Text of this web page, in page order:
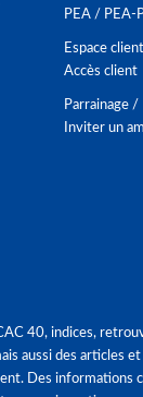
PEA / PEA-
Espace
Accès client
Parrainage /
Inviter un
40, indices,
aussi des articles
Des informations